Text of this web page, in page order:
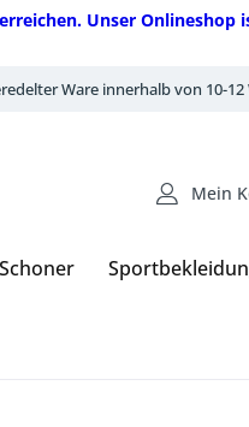
Unser
Ware innerhalb von 10-12
Mein